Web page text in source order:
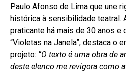
Paulo Afonso de Lima que une
histórica à sensibilidade teatral.
praticante há mais de 30 anos
“Violetas na Janela”, destaca o
projeto: “O texto é uma obra de
deste elenco me revigora como